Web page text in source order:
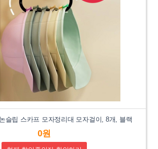
슬립 스카프 모자정리대 모자걸이, 8개, 블랙
0원